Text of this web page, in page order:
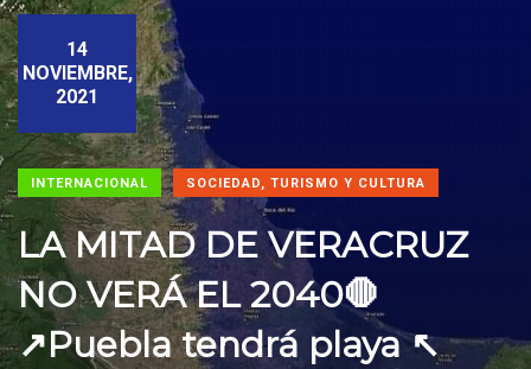
14
NOVIEMBRE,
2021
INTERNACIONAL SOCIEDAD, TURISMO Y CULTURA
LA MITAD DE VERACRUZ
NO VERÁ EL 2040🛑
↗️Puebla tendrá playa ↖️